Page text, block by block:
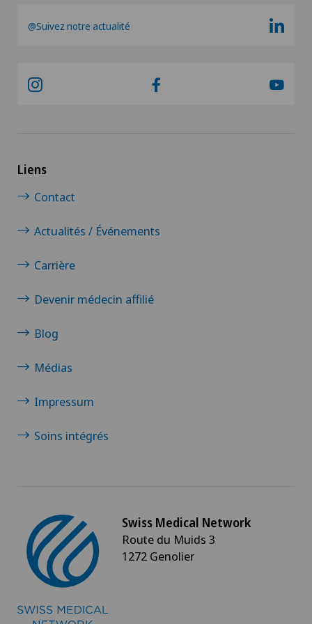
@Suivez notre actualité
Liens
Contact
Actualités / Événements
Carrière
Devenir médecin affilié
Blog
Médias
Impressum
Soins intégrés
Swiss Medical Network
Route du Muids 3
1272 Genolier